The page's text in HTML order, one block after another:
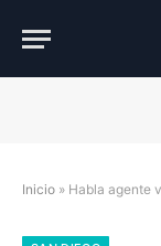
Inicio » Habla agente